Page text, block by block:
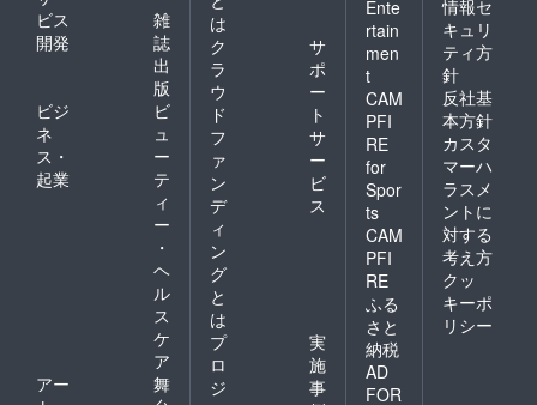
ビス
開発
雑
誌
出
版
ビジ
ネ
ス・
起業
ビ
ュ
ー
テ
ィ
ー
・
ヘ
ル
ス
ケ
ア
アー
舞
は
ク
ラ
ウ
ド
フ
ァ
ン
デ
ィ
ン
グ
と
は
サ
ポ
ー
ト
サ
ー
ビ
ス
プ
ロ
ジ
実
施
事
Ente
rtain
men
t
CAM
PFI
RE
for
Spor
ts
CAM
PFI
RE
ふる
さと
納税
AD
FOR
情報セ
キュリ
ティ方
針
反社基
本方針
カスタ
マーハ
ラスメ
ントに
対する
考え方
クッ
キーポ
リシー